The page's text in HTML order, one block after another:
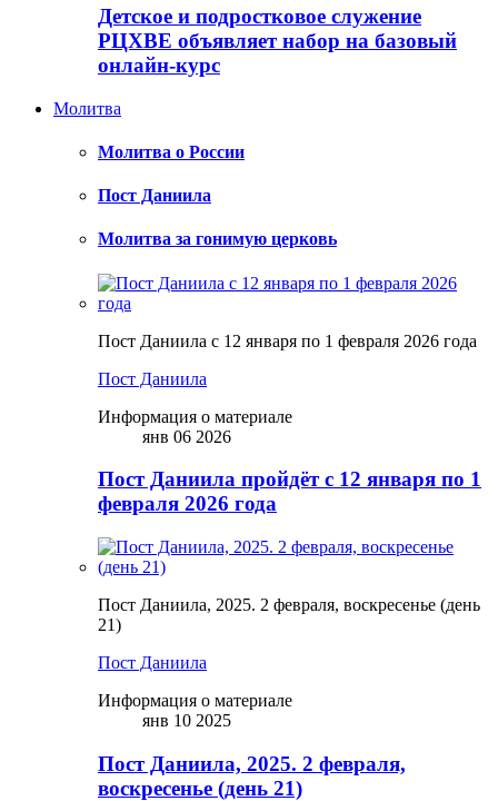
Детское и подростковое служение
РЦХВЕ объявляет набор на базовый
онлайн-курс
Молитва
Молитва о России
Пост Даниила
Молитва за гонимую церковь
Пост Даниила с 12 января по 1 февраля 2026 года
Пост Даниила
Информация о материале
янв 06 2026
Пост Даниила пройдёт с 12 января по 1
февраля 2026 года
Пост Даниила, 2025. 2 февраля, воскресенье (день
21)
Пост Даниила
Информация о материале
янв 10 2025
Пост Даниила, 2025. 2 февраля,
воскресенье (день 21)